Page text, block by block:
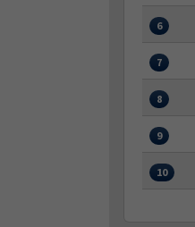
6
7
8
9
10